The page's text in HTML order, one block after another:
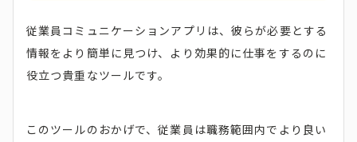
従業員コミュニケーションアプリは、彼らが必要とする
情報をより簡単に見つけ、より効果的に仕事をするのに
役立つ貴重なツールです。
このツールのおかげで、従業員は職務範囲内でより良い